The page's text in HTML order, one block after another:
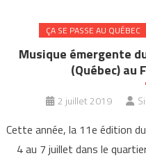
ÇA SE PASSE AU QUÉBEC
Musique émergente
(Québec) au
2 juillet 2019
Cette année, la 11e édition
4 au 7 juillet dans le